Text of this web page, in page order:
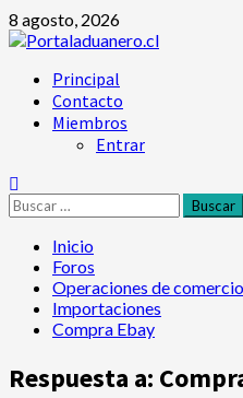
Saltar
al
8 agosto, 2026
Menú
principal
Principal
Contacto
Miembros
Entrar
Buscar:
Inicio
Foros
Operaciones de
Importaciones
Compra Ebay
Respuesta a: